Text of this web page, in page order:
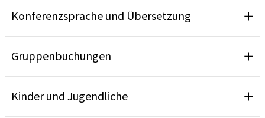
Konferenzsprache und Übersetzung
Gruppenbuchungen
Kinder und Jugendliche